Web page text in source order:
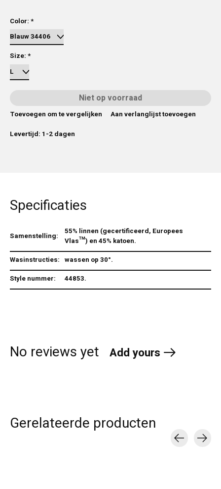
Color: *
Size: *
Niet op voorraad
Toevoegen om te vergelijken
Aan verlanglijst toevoegen
Levertijd: 1-2 dagen
Specificaties
Samenstelling:
55% linnen (gecertificeerd, Europees
Vlas™) en 45% katoen.
Wasinstructies: wassen op 30°.
Style nummer:
44853.
No reviews yet Add yours
Gerelateerde producten